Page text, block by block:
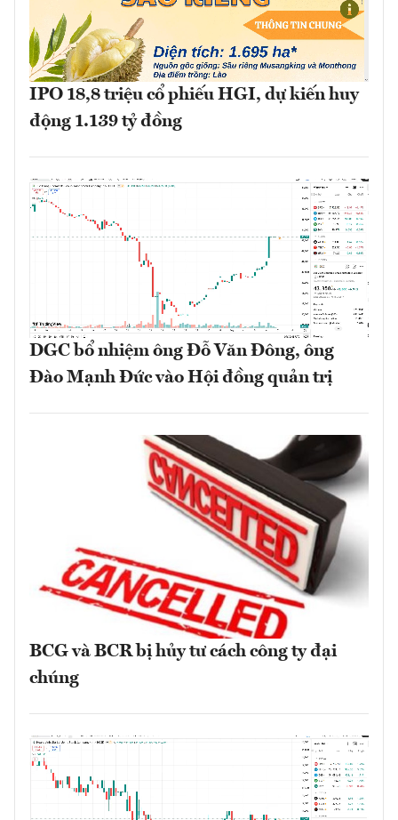
IPO 18,8 triệu cổ phiếu HGI, dự kiến huy
động 1.139 tỷ đồng
DGC bổ nhiệm ông Đỗ Văn Đông, ông
Đào Mạnh Đức vào Hội đồng quản trị
BCG và BCR bị hủy tư cách công ty đại
chúng